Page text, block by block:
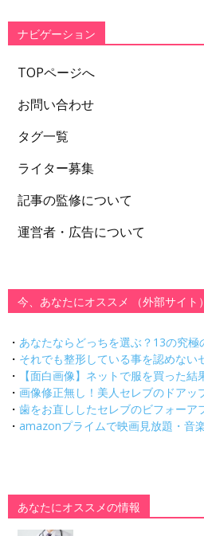
ー
ナビゲーション
TOPページへ
お問い合わせ
タグ一覧
ライター募集
記事の監修について
運営者・広告について
今、あなたにオススメ （外部サイト）
・ あなたならどっちを選ぶ？13の究極
・ それでも整形している事を認めない
・
【面白画像】ネットで服を買った結
・ 画像修正無し！美人セレブのドアッ
・ 歯をお直ししたセレブのビフォーア
・ amazonプライムで映画見放題・音
あなたにオススメの情報